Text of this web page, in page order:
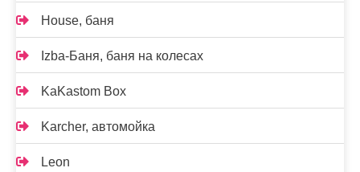
House, баня
Izba-Баня, баня на колесах
KaKastom Box
Karcher, автомойка
Leon